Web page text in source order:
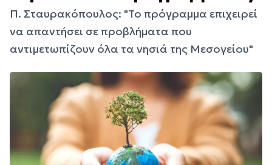
Π. Σταυρακόπουλος: "Το πρόγραμμα επιχειρεί
να απαντήσει σε προβλήματα που
αντιμετωπίζουν όλα τα νησιά της Μεσογείου"